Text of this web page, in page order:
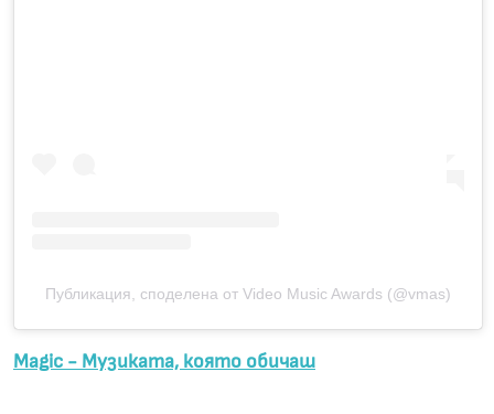
Публикация, споделена от Video Music Awards (@vmas)
Magic - Музиката, която обичаш